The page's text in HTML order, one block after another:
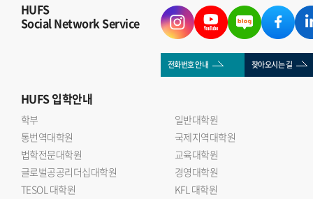
HUFS
Social Network Service
전화번호 안내 찾아오시는 길
HUFS입학안내
학부
일반대학원
통번역대학원
국제지역대학원
법학전문대학원
교육대학원
글로벌공공리더십대학원
경영대학원
TESOL 대학원
KFL 대학원